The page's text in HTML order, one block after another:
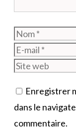
Nom
Enregistrer
dans le
commentaire.